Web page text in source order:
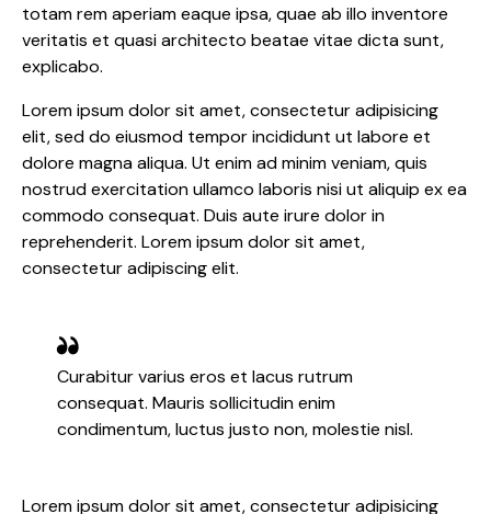
totam rem aperiam eaque ipsa, quae ab illo inventore
veritatis et quasi architecto beatae vitae dicta sunt,
explicabo.
Lorem ipsum dolor sit amet, consectetur adipisicing
elit, sed do eiusmod tempor incididunt ut labore et
dolore magna aliqua. Ut enim ad minim veniam, quis
nostrud exercitation ullamco laboris nisi ut aliquip ex ea
commodo consequat. Duis aute irure dolor in
reprehenderit. Lorem ipsum dolor sit amet,
consectetur adipiscing elit.
Curabitur varius eros et lacus rutrum
consequat. Mauris sollicitudin enim
condimentum, luctus justo non, molestie nisl.
Lorem ipsum dolor sit amet, consectetur adipisicing